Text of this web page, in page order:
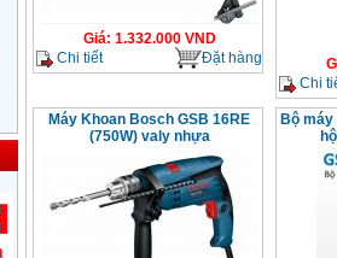
Giá: 1.332.000VND
Chi tiết
Đặt hàng
Chi
Máy Khoan Bosch GSB 16RE
(750W) valy nhựa
Bộ